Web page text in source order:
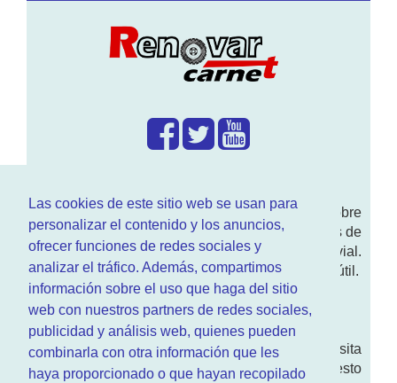
Las cookies de este sitio web se usan para
personalizar el contenido y los anuncios,
ofrecer funciones de redes sociales y
analizar el tráfico. Además, compartimos
información sobre el uso que haga del sitio
web con nuestros partners de redes sociales,
publicidad y análisis web, quienes pueden
combinarla con otra información que les
haya proporcionado o que hayan recopilado
Enwww.RenovarCarnet.comTe contamos sobre
larenovación del permisode conducir, noticias de
actualidad motor y sobre todo seguridad vial.
Ademas tenemos todo tipo de información DGT útil.
¿Quienes somos?
Quieres saber quien mantiene la pagina, visita
nuestrasección de contacto. Aquí tienes nuesto